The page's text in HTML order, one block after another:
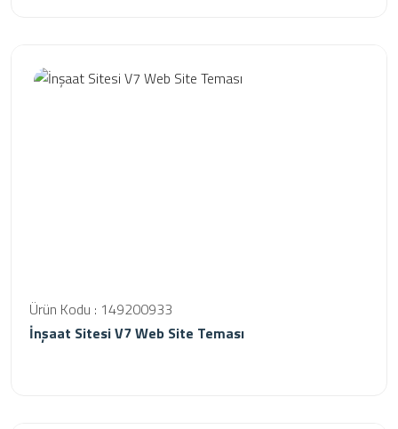
Ürün Kodu : 149200933
İnşaat Sitesi V7 Web Site Teması